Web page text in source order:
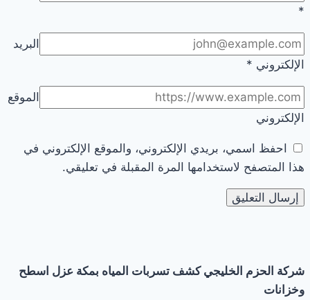
*
البريد
الإلكتروني *
الموقع
الإلكتروني
احفظ اسمي، بريدي الإلكتروني، والموقع الإلكتروني في
هذا المتصفح لاستخدامها المرة المقبلة في تعليقي.
شركة الحزم الخليجي كشف تسربات المياه بمكة عزل اسطح
وخزانات